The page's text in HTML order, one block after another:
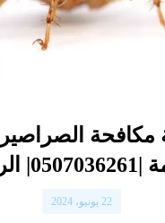
مكافحة
الرحاب
22 يونيو، 2024